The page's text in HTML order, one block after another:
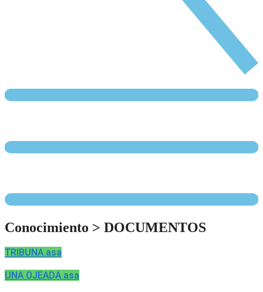
Conocimiento > DOCUMENTOS
TRIBUNA asa
UNA OJEADA asa